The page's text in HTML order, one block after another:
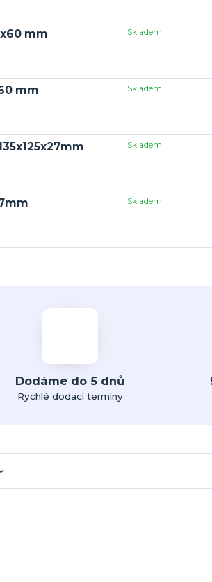
mm Skladem
mm Skladem
Skladem
Skladem
Dodáme do 5 dnů
Rychlé dodací termíny